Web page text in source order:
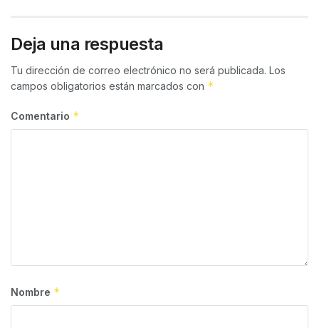
Deja una respuesta
Tu dirección de correo electrónico no será publicada. Los
campos obligatorios están marcados con *
Comentario *
Nombre *